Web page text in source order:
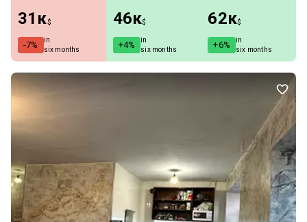
31к$
-7%
in
six months
46к$
+4%
in
six months
62к$
+6%
in
six months